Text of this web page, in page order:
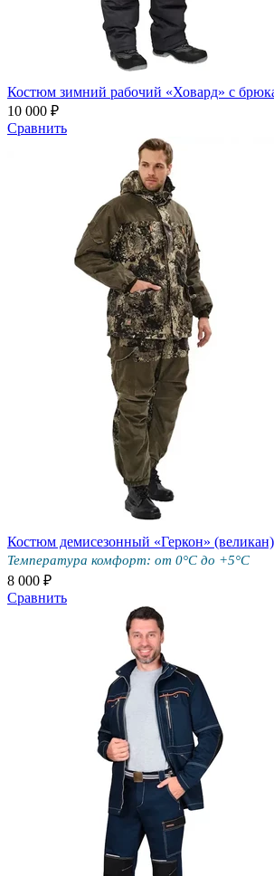
Костюм зимний рабочий «Ховард» с
10 000 ₽
Сравнить
Костюм демисезонный «Геркон»
Температура комфорт: от 0°C до +5°С
8 000 ₽
Сравнить